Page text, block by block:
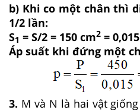
b) Khi co một chân thì
1/2 lần:
S1 = S/2 = 150 cm2 =
Áp suất khi đứng một
3. M và N là hai vật